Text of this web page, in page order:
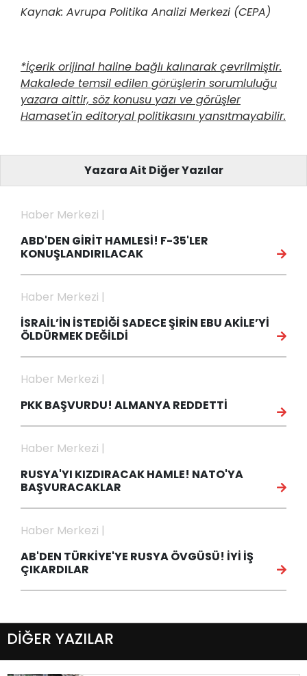
Kaynak: Avrupa Politika Analizi Merkezi (CEPA)
*İçerik orijinal haline bağlı kalınarak çevrilmiştir.
Makalede temsil edilen görüşlerin sorumluluğu
yazara aittir, söz konusu yazı ve görüşler
Hamaset'in editoryal politikasını yansıtmayabilir.
Yazara Ait Diğer Yazılar
Haber Merkezi |
ABD'DEN GİRİT HAMLESİ! F-35'LER
KONUŞLANDIRILACAK
Haber Merkezi |
İSRAİL’İN İSTEDİĞİ SADECE ŞİRİN EBU AKİLE’Yİ
ÖLDÜRMEK DEĞİLDİ
Haber Merkezi |
PKK BAŞVURDU! ALMANYA REDDETTİ
Haber Merkezi |
RUSYA'YI KIZDIRACAK HAMLE! NATO'YA
BAŞVURACAKLAR
Haber Merkezi |
AB'DEN TÜRKİYE'YE RUSYA ÖVGÜSÜ! İYİ İŞ
ÇIKARDILAR
DİĞER YAZILAR